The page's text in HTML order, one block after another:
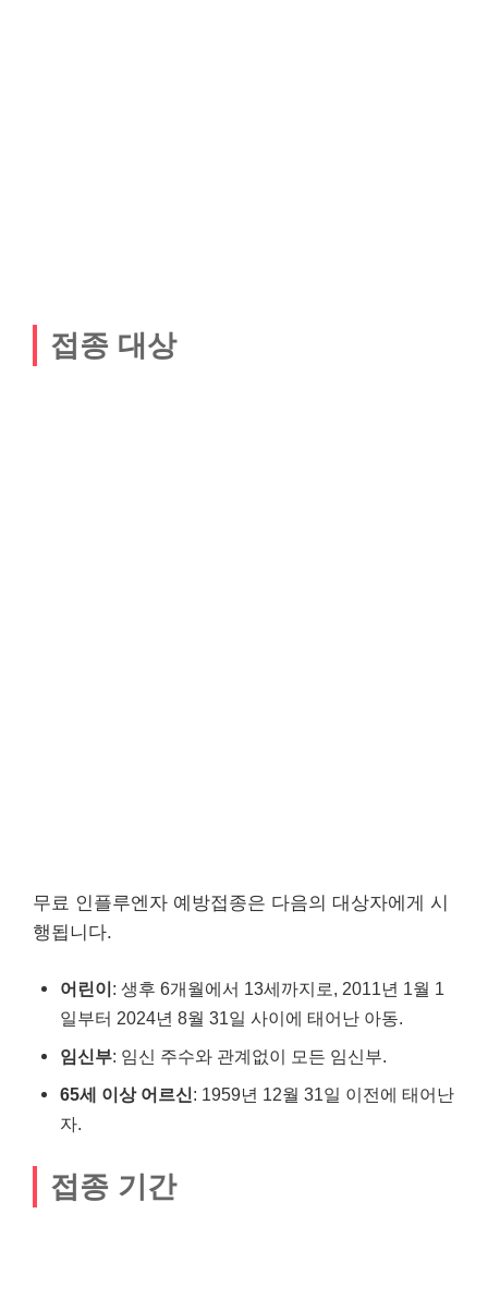
접종 대상
무료 인플루엔자 예방접종은 다음의 대상자에게 시
행됩니다.
어린이: 생후 6개월에서 13세까지로, 2011년 1월 1
일부터 2024년 8월 31일 사이에 태어난 아동.
임신부: 임신 주수와 관계없이 모든 임신부.
65세 이상 어르신: 1959년 12월 31일 이전에 태어난
자.
접종 기간